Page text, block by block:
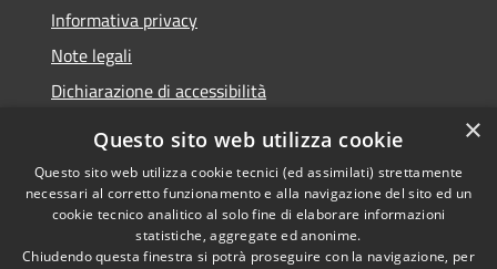
Informativa privacy
Note legali
Dichiarazione di accessibilità
RSS
Privacy
Copyright © 2026 • Comune di
Nova Milanese • Powered by
Municipium•Accesso
×
Questo sito web utilizza cookie
Questo sito web utilizza cookie tecnici (ed assimilati) strettamente
necessari al corretto funzionamento e alla navigazione del sito ed un
cookie tecnico analitico al solo fine di elaborare informazioni
statistiche, aggregate ed anonime.
Chiudendo questa finestra si potrà proseguire con la navigazione, per